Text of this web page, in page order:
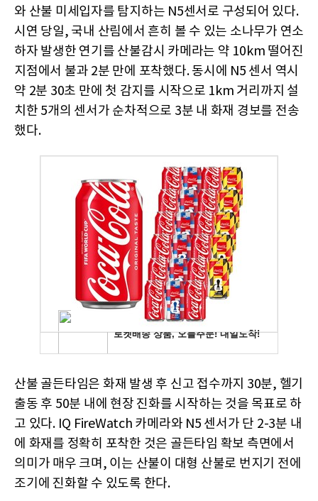
와 산불 미세입자를 탐지하는 N5센서로 구성되어 있다.
시연 당일, 국내 산림에서 흔히 볼 수 있는 소나무가 연소
하자 발생한 연기를 산불감시 카메라는 약 10km 떨어진
지점에서 불과 2분 만에 포착했다. 동시에 N5 센서 역시
약 2분 30초 만에 첫 감지를 시작으로 1km 거리까지 설
치한 5개의 센서가 순차적으로 3분 내 화재 경보를 전송
했다.
산불 골든타임은 화재 발생 후 신고 접수까지 30분, 헬기
출동 후 50분 내에 현장 진화를 시작하는 것을 목표로 하
고 있다. IQ FireWatch 카메라와 N5 센서가 단 2-3분 내
에 화재를 정확히 포착한 것은 골든타임 확보 측면에서
의미가 매우 크며, 이는 산불이 대형 산불로 번지기 전에
조기에 진화할 수 있도록 한다.